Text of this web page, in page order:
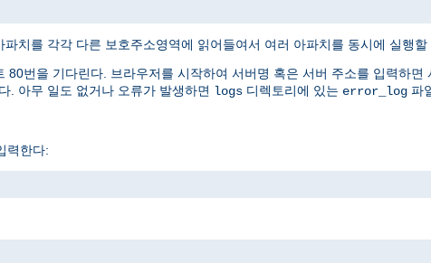
치를 각각 다른 보호주소영역에 읽어들여서 여러 아파치를 동시에 실행할
80번을 기다린다. 브라우저를 시작하여 서버명 혹은 서버 주소를 입력하면
. 아무 일도 없거나 오류가 발생하면 logs 디렉토리에 있는 error_log 파
력한다: